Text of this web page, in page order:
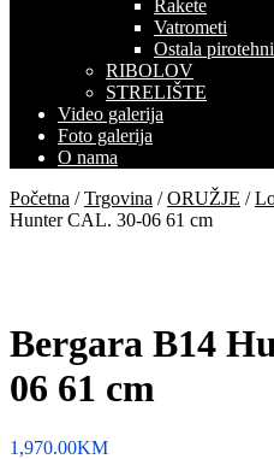
Rakete
Vatrometi
Ostala
RIBOLOV
STRELIŠTE
Video galerija
Foto galerija
O nama
Početna /Trgovina /ORUŽJE /
Hunter CAL. 30-06 61 cm
Bergara B14
06 61 cm
1,970.00KM